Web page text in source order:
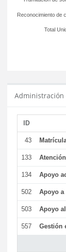
Total
Reconocimiento de
Administración
ID
43
133
134 Apoyo
502 Apoyo a
503 Apoyo
557 Gestión